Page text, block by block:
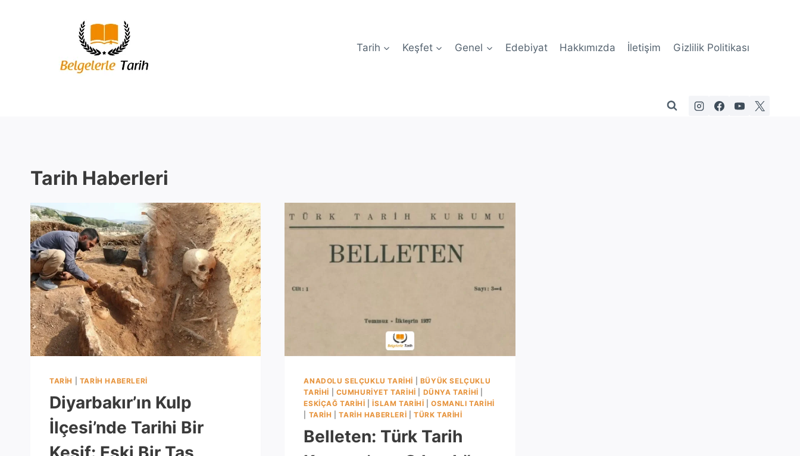
Tarih Keşfet Genel Edebiyat Hakkımızda İletişim Gizlilik Politikası
Tarih Haberleri
TARIH TARIH HABERLERI
Diyarbakır’ın Kulp
İlçesi’nde Tarihi Bir
ANADOLU SELÇUKLU TARIHI
BÜYÜK SELÇUKLU
TARIHI
CUMHURIYET TARIHI DÜNYA TARIHI
ESKIÇAĞ TARIHI |İSLAM TARIHI |OSMANLI TARIHI
TARIH |TARIH HABERLERI |TÜRK TARIHI
Belleten: Türk Tarih